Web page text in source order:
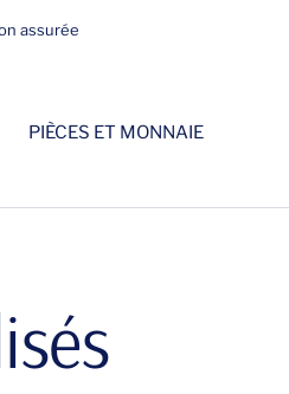
assurée
PIÈCES ET MONNAIE